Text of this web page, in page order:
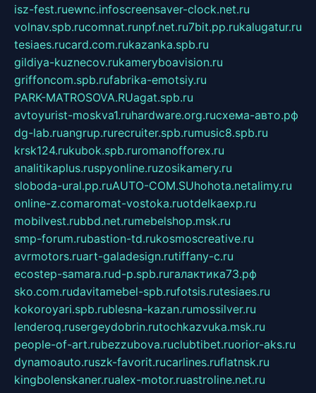
isz-fest.ruewnc.infoscreensaver-clock.net.ru
volnav.spb.rucomnat.runpf.net.ru7bit.pp.rukalugatur.ru
tesiaes.rucard.com.rukazanka.spb.ru
gildiya-kuznecov.rukameryboavision.ru
griffoncom.spb.rufabrika-emotsiy.ru
PARK-MATROSOVA.RUagat.spb.ru
avtoyurist-moskva1.ruhardware.org.ruсхема-авто.рф
dg-lab.ruangrup.rurecruiter.spb.rumusic8.spb.ru
krsk124.rukubok.spb.ruromanofforex.ru
analitikaplus.ruspyonline.ruzosikamery.ru
sloboda-ural.pp.ruAUTO-COM.SUhohota.netalimy.ru
online-z.comaromat-vostoka.ruotdelkaexp.ru
mobilvest.rubbd.net.rumebelshop.msk.ru
smp-forum.rubastion-td.rukosmoscreative.ru
avrmotors.ruart-galadesign.rutiffany-c.ru
ecostep-samara.rud-p.spb.ruгалактика73.рф
sko.com.rudavitamebel-spb.rufotsis.rutesiaes.ru
kokoroyari.spb.rublesna-kazan.rumossilver.ru
lenderoq.rusergeydobrin.rutochkazvuka.msk.ru
people-of-art.rubezzubova.ruclubtibet.ruorior-aks.ru
dynamoauto.ruszk-favorit.rucarlines.ruflatnsk.ru
kingbolenskaner.rualex-motor.ruastroline.net.ru